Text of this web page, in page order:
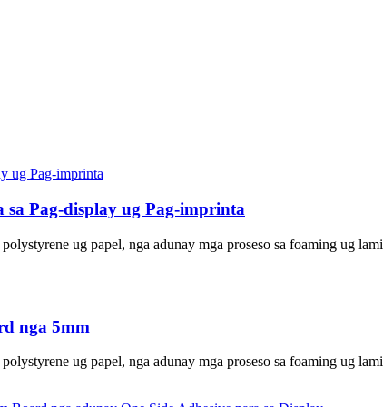
Pag-display ug Pag-imprinta
ug papel, nga adunay mga proseso sa foaming ug
nga 5mm
ug papel, nga adunay mga proseso sa foaming ug